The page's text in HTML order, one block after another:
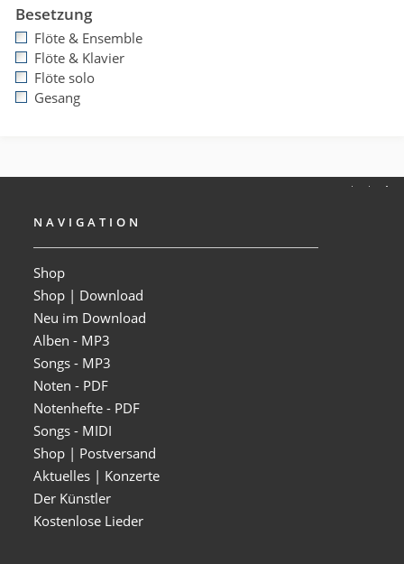
Besetzung
Flöte & Ensemble
Flöte & Klavier
Flöte solo
Gesang
NAVIGATION
Shop
Shop | Download
Neu im Download
Alben - MP3
Songs - MP3
Noten - PDF
Notenhefte - PDF
Songs - MIDI
Shop | Postversand
Aktuelles | Konzerte
Der Künstler
Kostenlose Lieder